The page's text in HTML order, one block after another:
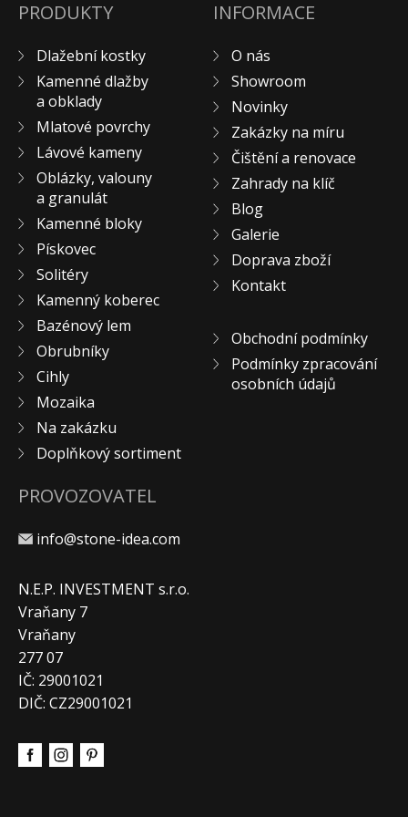
Pískovec
Solitéry
Kamenné bloky
Výrobky z kamene na zakázku
BERA GRAVEL FIX
Creative Floor
Terazzo
Doplňkový sortiment
DLAŽEBNÍ KOSTKY
KAMENNÉ DLAŽBY, OBKLADY
MLATOVÉ POVRCHY
ZAKÁZKY NA MÍRU
VÝPRODEJ
NOVINKY
BLOG
KONTAKT
PRODUKTY
Dlažební kostky
Kamenné dlažby
a obklady
Mlatové povrchy
Lávové kameny
Oblázky, valouny
a granulát
Kamenné bloky
Pískovec
Solitéry
Kamenný koberec
Bazénový lem
Obrubníky
Cihly
Mozaika
Na zakázku
Doplňkový sortiment
INFORMACE
O nás
Showroom
Novinky
Zakázky na míru
Čištění a renovace
Zahrady na klíč
Blog
Galerie
Doprava zboží
Kontakt
Obchodní podmínky
Podmínky zpracování
osobních údajů
PROVOZOVATEL
info@stone-idea.com
N.E.P. INVESTMENT s.r.o.
Vraňany 7
Vraňany
277 07
IČ: 29001021
DIČ: CZ29001021